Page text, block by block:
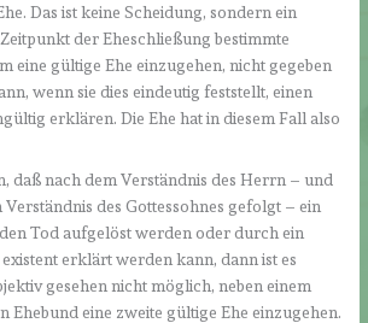
Das ist keine Scheidung, sondern ein
der Eheschließung bestimmte
eine gültige Ehe einzugehen, nicht gegeben
wenn sie dies eindeutig feststellt, einen
erklären. Die Ehe hat in diesem Fall also
daß nach dem Verständnis des Herrn – und
Verständnis des Gottessohnes gefolgt – ein
Tod aufgelöst werden oder durch ein
erklärt werden kann, dann ist es
gesehen nicht möglich, neben einem
Ehebund eine zweite gültige Ehe einzugehen.